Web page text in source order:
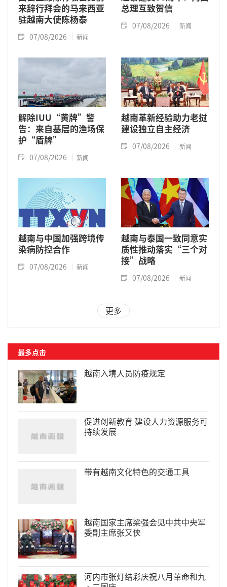
来辞行拜会的马来西亚
驻越南大使陈杨泰
07/08/2026 新闻
总理互致贺信
07/08/2026 新闻
解除IUU“黄牌”警
告：来自基层的渔场保
护“盾牌”
07/08/2026 新闻
越南革新经验助力老挝
建设独立自主经济
07/08/2026 新闻
越南与中国加强跨境传
染病防控合作
07/08/2026 新闻
越南与泰国一致同意实
质性推动落实“三个对
接”战略
07/08/2026 新闻
更多
最多点击
越南入境人员防疫规定
促进创新教育 建设人力资源服务可
持续发展
带有越南文化特色的交通工具
越南国家主席梁强会见中共中央军
委副主席张又侠
河内市张灯结彩庆祝八月革命和九